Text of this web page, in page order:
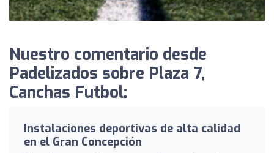
Nuestro comentario desde
Padelizados sobre Plaza 7,
Canchas Futbol:
Instalaciones deportivas de alta calidad
en el Gran Concepción